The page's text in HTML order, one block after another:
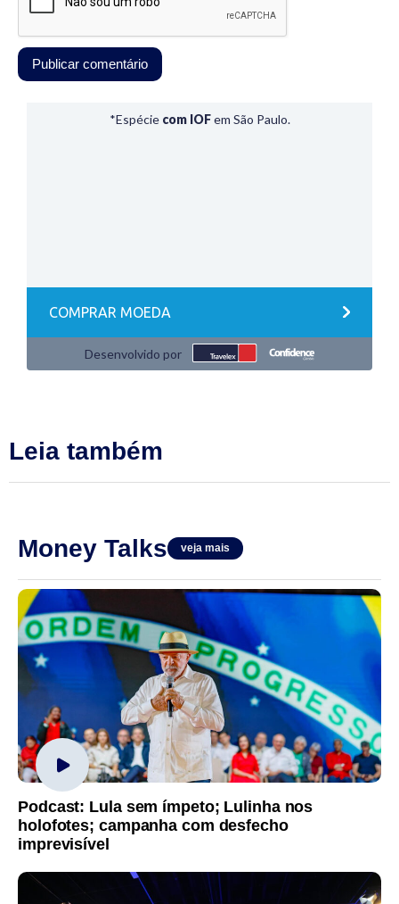
Leia também
Money Talks veja mais
Podcast: Lula sem ímpeto; Lulinha nos
holofotes; campanha com desfecho
imprevisível